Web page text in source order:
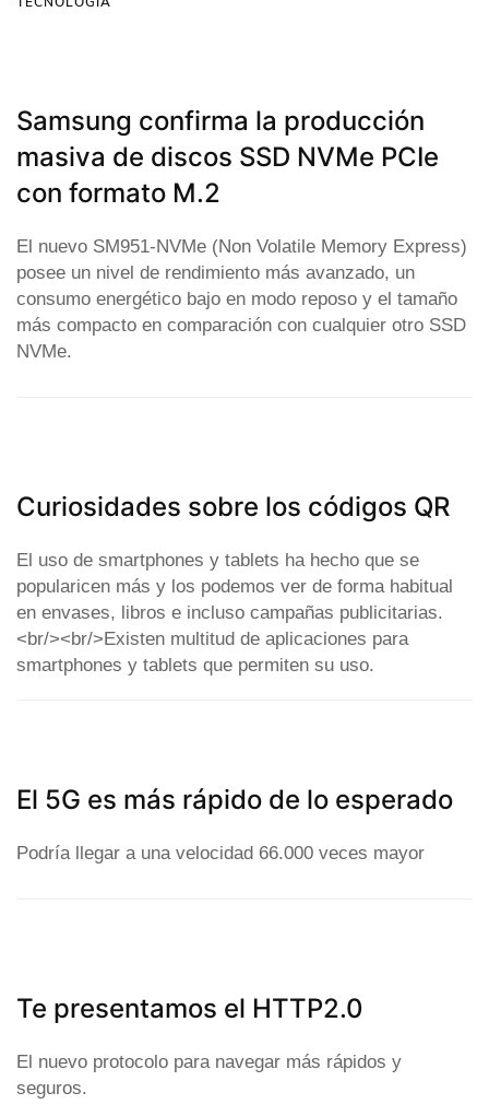
Samsung confirma la producción
masiva de discos SSD NVMe PCIe
con formato M.2
El nuevo SM951-NVMe (Non Volatile Memory Express)
posee un nivel de rendimiento más avanzado, un
consumo energético bajo en modo reposo y el tamaño
más compacto en comparación con cualquier otro SSD
NVMe.
Curiosidades sobre los códigos QR
El uso de smartphones y tablets ha hecho que se
popularicen más y los podemos ver de forma habitual
en envases, libros e incluso campañas publicitarias.
<br/><br/>Existen multitud de aplicaciones para
smartphones y tablets que permiten su uso.
El 5G es más rápido de lo esperado
Podría llegar a una velocidad 66.000 veces mayor
Te presentamos el HTTP2.0
El nuevo protocolo para navegar más rápidos y
seguros.